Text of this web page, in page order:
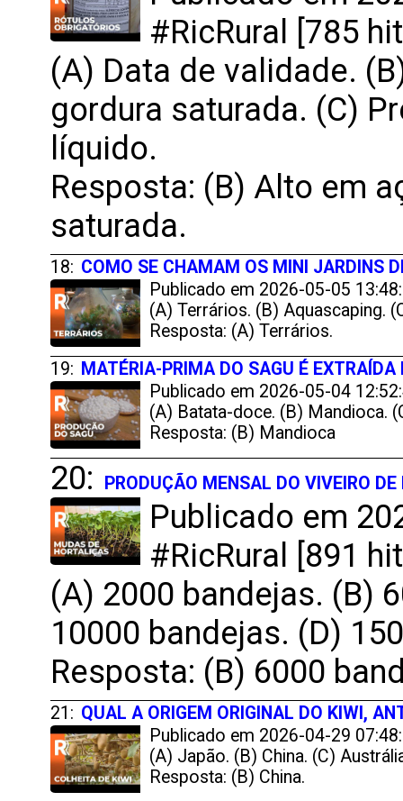
#RicRural [785
(A) Data de validade.
gordura saturada. (C)
líquido.
Resposta: (B) Alto em
saturada.
18: COMO SE CHAMAM OS MINI JARDINS
Publicado em 2026-05-05
(A) Terrários. (B) Aquascaping.
Resposta: (A) Terrários.
19: MATÉRIA-PRIMA DO SAGU É
Publicado em 2026-05-04
(A) Batata-doce. (B) Mandioca.
Resposta: (B) Mandioca
20: PRODUÇÃO MENSAL DO VIVEIRO
Publicado em
#RicRural [891
(A) 2000 bandejas. (B)
10000 bandejas. (D)
Resposta: (B) 6000
21: QUAL A ORIGEM ORIGINAL DO KIWI,
Publicado em 2026-04-29
(A) Japão. (B) China. (C)
Resposta: (B) China.